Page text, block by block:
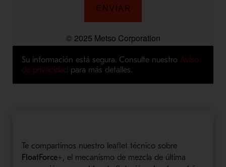
Su información está segura. Consulte nuestro Aviso
de privacidad para más detalles.
Te compartimos nuestro leaflet técnico sobre
FloatForce+ , el mecanismo de mezcla de última